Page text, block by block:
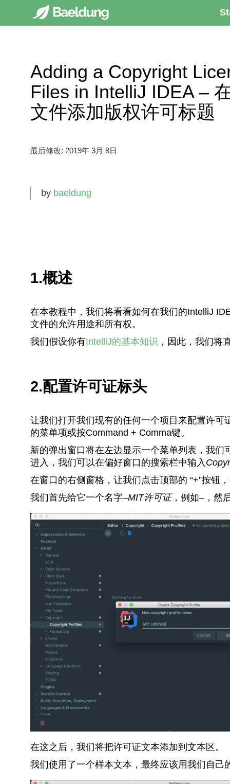
Adding a Copyright
Files in IntelliJ IDEA –
文件添加版权许可标题
最后修改: 2019年 3月 8日
by baeldung
1.概述
在本教程中，我们将看看如何在我们的IntelliJ
文件的允许用途和所有权。
我们假设你有IntelliJ的基本知识 ，因此，我们将
2.配置许可证标头
让我们打开我们现有的任何一个项目来配置许可
的菜单项或按Command + Comma键。
新的弹出窗口将在左边显示一个菜单列表，我们
进入，我们可以在偏好窗口的搜索栏中输入
在窗口的右侧窗格，让我们点击顶部的 “+”按钮
我们首先给它一个名字–MIT许可证，例如–，然
在这之后，我们将把许可证文本添加到文本区。
我们使用了一个样本文本，最终应该用我们自己